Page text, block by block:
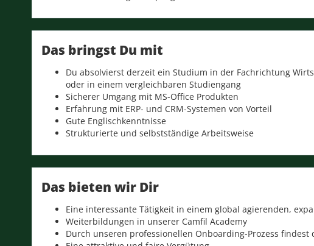
Das bringst Du mit
Du absolvierst derzeit ein Studium in der Fachrichtung
oder in einem vergleichbaren Studiengang
Sicherer Umgang mit MS-Office Produkten
Erfahrung mit ERP- und CRM-Systemen von Vorteil
Gute Englischkenntnisse
Strukturierte und selbstständige Arbeitsweise
Das bieten wir Dir
Eine interessante Tätigkeit in einem global agierenden,
Weiterbildungen in unserer Camfil Academy
Durch unseren professionellen Onboarding-Prozess